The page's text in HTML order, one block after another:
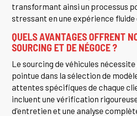
transformant ainsi un processus
stressant en une expérience fluide
QUELS AVANTAGES OFFRENT
SOURCING ET DE NÉGOCE ?
Le sourcing de véhicules
pointue dans la sélection de
attentes spécifiques de chaque
incluent une vérification
d'entretien et une analyse